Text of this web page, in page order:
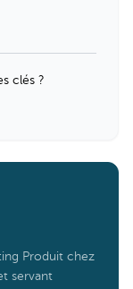
clés ?
Produit chez
servant